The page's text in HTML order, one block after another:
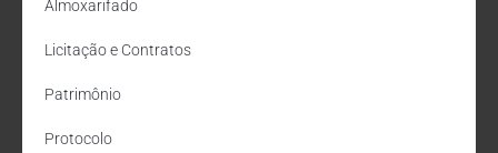
Almoxarifado
Licitação e Contratos
Patrimônio
Protocolo